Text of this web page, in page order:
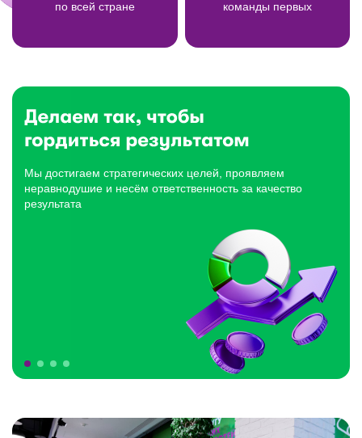
по всей стране
команды первых
Мы достигаем стратегических целей, проявляем
неравнодушие и несём ответственность за качество
результата